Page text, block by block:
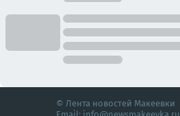
© Лента новостей Макеевки